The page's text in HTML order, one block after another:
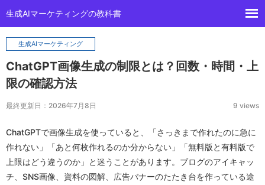
生成AIマーケティングの教科書
生成AIマーケティング
ChatGPT画像生成の制限とは？回数・時間・上
限の確認方法
最終更新日：2026年7月8日 9 views
ChatGPTで画像生成を使っていると、「さっきまで作れたのに急に
作れない」「あと何枚作れるのか分からない」「無料版と有料版で
上限はどう違うのか」と迷うことがあります。ブログのアイキャッ
チ、SNS画像、資料の図解、広告バナーのたたき台を作っている途